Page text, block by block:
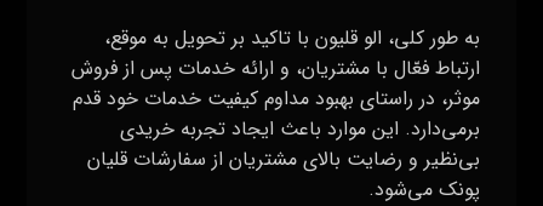
به طور کلی، الو قلیون با تاکید بر تحویل به موقع،
ارتباط فعّال با مشتریان، و ارائه خدمات پس از فروش
موثر، در راستای بهبود مداوم کیفیت خدمات خود قدم
برمی‌دارد. این موارد باعث ایجاد تجربه خریدی
بی‌نظیر و رضایت بالای مشتریان از سفارشات قلیان
پونک می‌شود.